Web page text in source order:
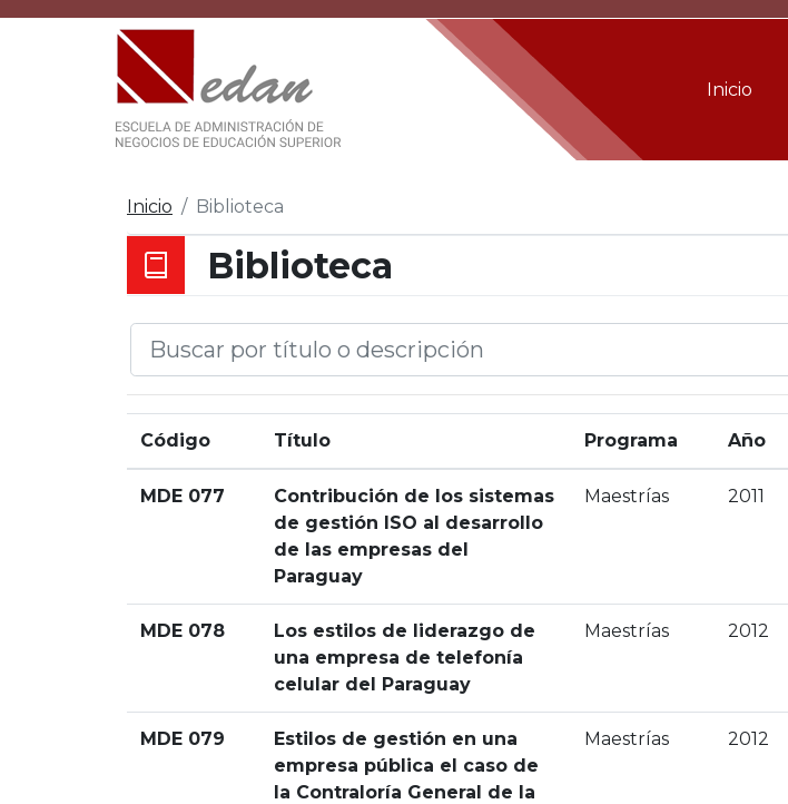
Inicio
Inicio Biblioteca
Biblioteca
Código Título Programa Año
MDE 077
Contribución de los sistemas
de gestión ISO al desarrollo
de las empresas del
Paraguay
Maestrías 2011
MDE 078
Los estilos de liderazgo de
una empresa de telefonía
celular del Paraguay
Maestrías 2012
MDE 079
Estilos de gestión en una
empresa pública el caso de
la Contraloría General de la
Maestrías 2012